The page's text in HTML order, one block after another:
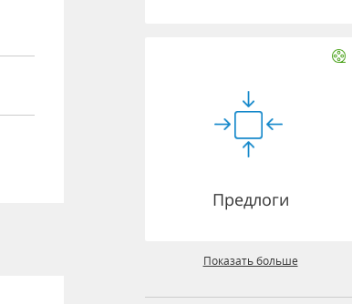
Предлоги
Показать больше